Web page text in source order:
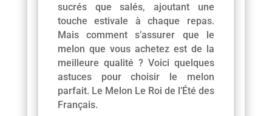
sucrés que salés, ajoutant une
touche estivale à chaque repas.
Mais comment s’assurer que le
melon que vous achetez est de la
meilleure qualité ? Voici quelques
astuces pour choisir le melon
parfait. Le Melon Le Roi de l’Été des
Français.